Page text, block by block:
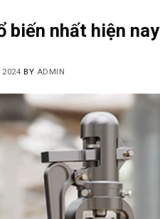
biến nhất hiện nay
2024 BY ADMIN